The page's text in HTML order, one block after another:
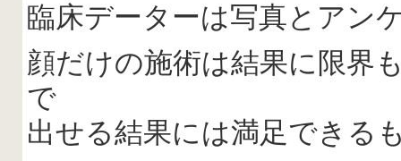
臨床データーは写真とアン
顔だけの施術は結果に限界
で
出せる結果には満足できる